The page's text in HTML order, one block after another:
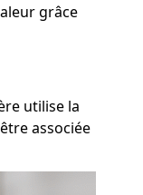
grâce
utilise la
associée